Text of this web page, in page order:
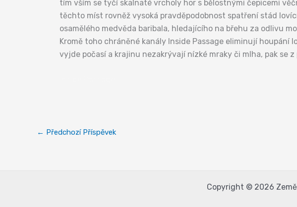
tím vším se tyčí skalnaté vrcholy hor s bělostnými čepicemi
těchto míst rovněž vysoká pravděpodobnost spatření stád
osamělého medvěda baribala, hledajícího na břehu za odlivu
Kromě toho chráněné kanály Inside Passage eliminují houpání
vyjde počasí a krajinu nezakrývají nízké mraky či mlha, pak se
← Předchozí Příspěvek
Copyright © 2026